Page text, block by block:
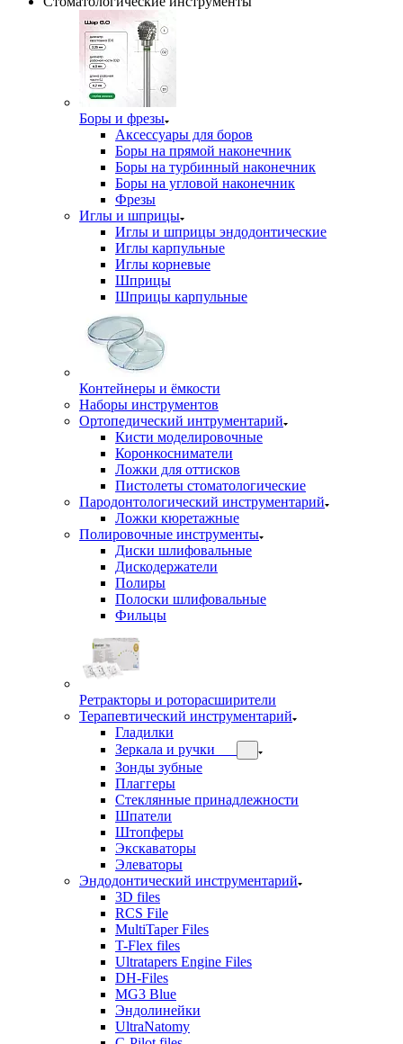
Боры и фрезы
Аксессуары для боров
Боры на прямой наконечник
Боры на турбинный наконечник
Боры на угловой наконечник
Фрезы
Иглы и шприцы
Иглы и шприцы эндодонтические
Иглы карпульные
Иглы корневые
Шприцы
Шприцы карпульные
Контейнеры и ёмкости
Наборы инструментов
Ортопедический интрументарий
Кисти моделировочные
Коронкосниматели
Ложки для оттисков
Пистолеты стоматологические
Пародонтологический инструментарий
Ложки кюретажные
Полировочные инструменты
Диски шлифовальные
Дискодержатели
Полиры
Полоски шлифовальные
Фильцы
Ретракторы и роторасширители
Терапевтический инструментарий
Гладилки
Зеркала и ручки
Зонды зубные
Плаггеры
Стеклянные принадлежности
Шпатели
Штопферы
Экскаваторы
Элеваторы
Эндодонтический инструментарий
3D files
RCS File
MultiTaper Files
T-Flex files
Ultratapers Engine Files
DH-Files
MG3 Blue
Эндолинейки
UltraNatomy